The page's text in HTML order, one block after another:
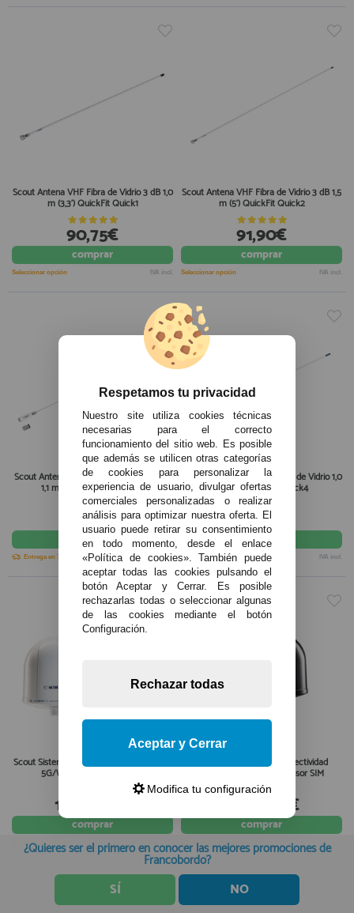
Scout Antena VHF Fibra de Vidrio 3 dB 1,0
m (3,3') QuickFit Quick1
90,75€
comprar
Seleccionar opción IVA incl.
Scout Antena VHF Fibra de Vidrio 3 dB 1,5
m (5') QuickFit Quick2
91,90€
comprar
Seleccionar opción IVA incl.
Scout Antena VHF Acero Inoxidable 3 dB
1,1 m (3,6') QuickFit Quick3
115,90€
comprar
Entrega en 7-10 días IVA incl.
Scout 3 dB VHF Antena Fibra de Vidrio 1,0
m (3,3') QuickFit Quick4
109,90€
comprar
Entrega en 7-10 días IVA incl.
Scout Sistema Avanzado de Conectividad
5G/WiFi - 5G onBoard Plus
1.490,00€
comprar
Seleccionar opción
Sistema avanzado de conectividad
5G/WiFi Scout con extensor SIM
1.990,00€
comprar
Entrega en 7-10 días IVA incl.
Respetamos tu privacidad
Nuestro site utiliza cookies técnicas
necesarias para el correcto
funcionamiento del sitio web. Es posible
que además se utilicen otras categorías
de cookies para personalizar la
experiencia de usuario, divulgar ofertas
comerciales personalizadas o realizar
análisis para optimizar nuestra oferta. El
usuario puede retirar su consentimiento
en todo momento, desde el enlace
«Política de cookies». También puede
aceptar todas las cookies pulsando el
botón Aceptar y Cerrar. Es posible
rechazarlas todas o seleccionar algunas
de las cookies mediante el botón
Configuración.
Rechazar todas
Aceptar y Cerrar
Modifica tu configuración
¿Quieres ser el primero en conocer las mejores promociones de
Francobordo?
SÍ NO